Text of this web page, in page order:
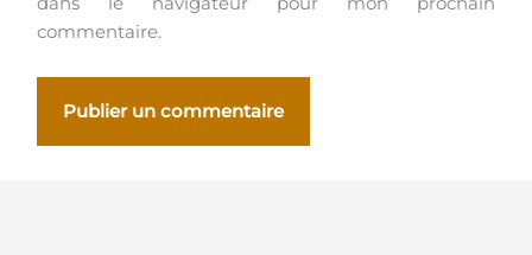
commentaire.